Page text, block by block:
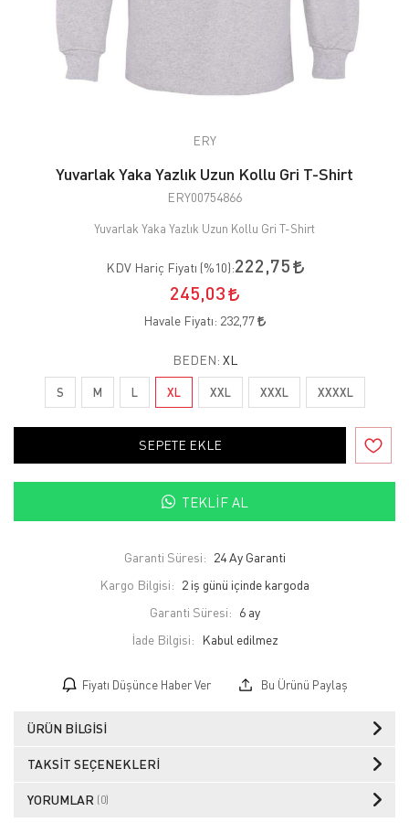
ERY
Yuvarlak Yaka Yazlık Uzun Kollu Gri T-Shirt
ERY00754866
Yuvarlak Yaka Yazlık Uzun Kollu Gri T-Shirt
KDV Hariç Fiyatı (%10):222,75
245,03
Havale Fiyatı: 232,77
BEDEN: XL
S M L XL XXL XXXL XXXXL
SEPETE EKLE
TEKLIF AL
Garanti Süresi: 24 Ay Garanti
Kargo Bilgisi: 2 iş günü içinde kargoda
Garanti Süresi: 6 ay
İade Bilgisi:
Fiyatı Düşünce Haber Ver Bu Ürünü Paylaş
ÜRÜN BILGISI
TAKSIT SEÇENEKLERI
YORUMLAR (0)